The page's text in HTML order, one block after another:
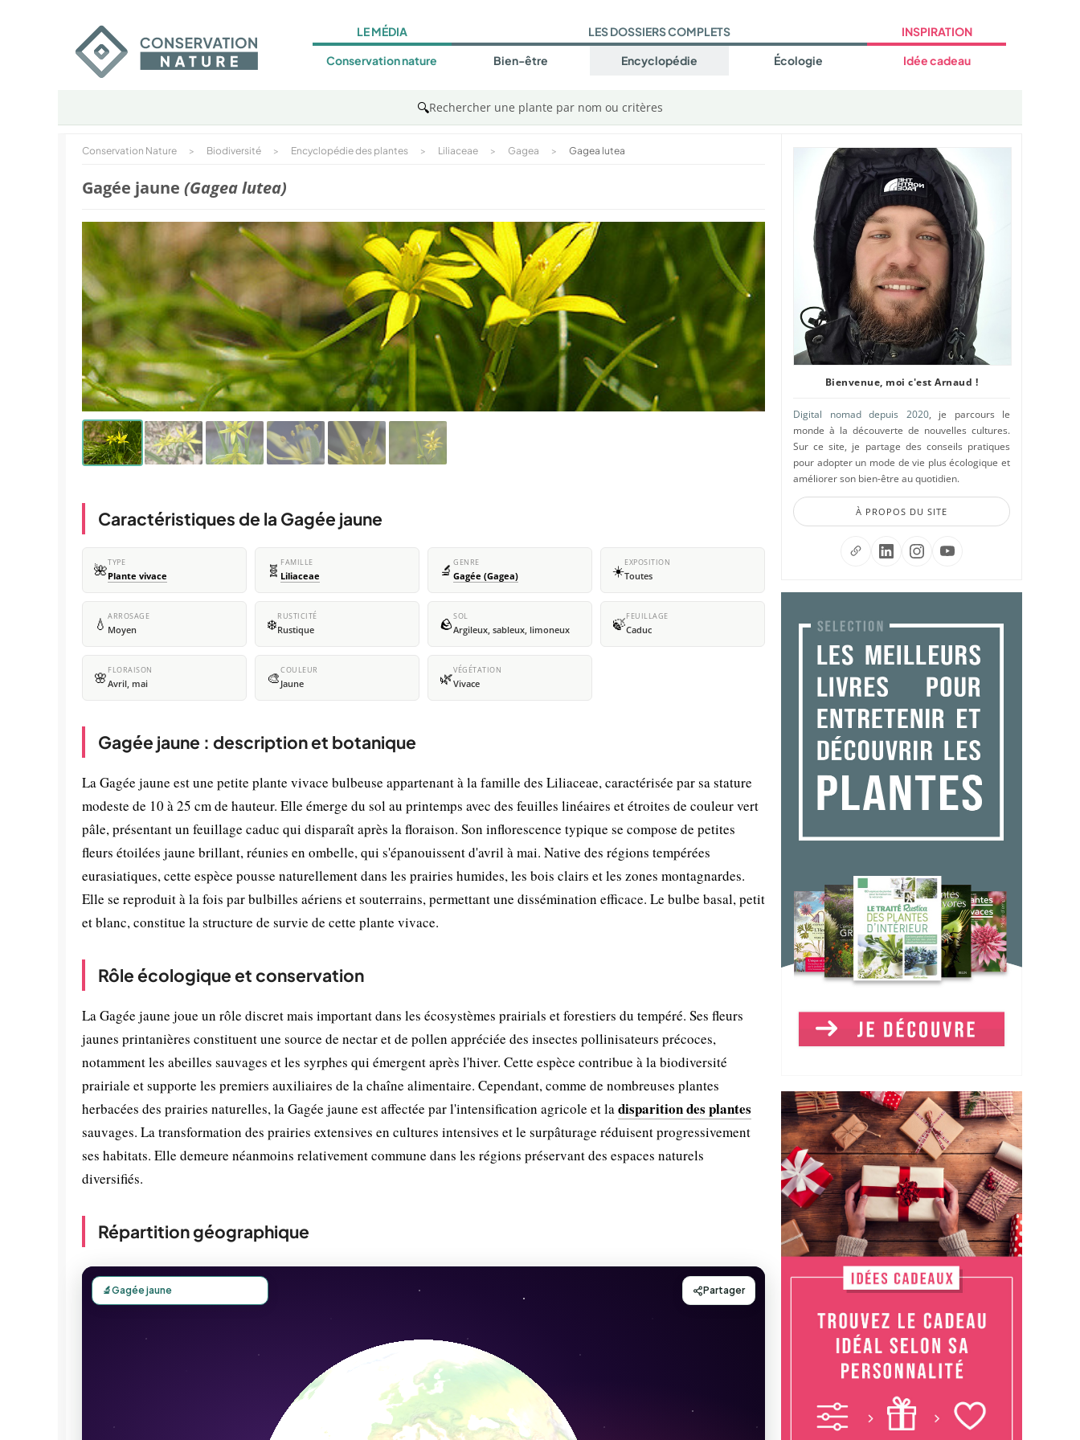
LE MÉDIA
Conservation nature
LES DOSSIERS COMPLETS
Bien-être Encyclopédie Écologie
INSPIRATION
Idée cadeau
🔍Rechercher une plante par nom ou critères
Conservation Nature > Biodiversité > Encyclopédie des plantes > Liliaceae > Gagea > Gagea lutea
Gagée jaune (Gagea lutea)
Caractéristiques de la Gagée jaune
🌺TYPE
Plante vivace 🧬 FAMILLE
Liliaceae 🔬 GENRE
Gagée (Gagea) ☀️EXPOSITION
Toutes
💧 ARROSAGE
Moyen ❄️RUSTICITÉ
Rustique 🪨SOL
Argileux, sableux, limoneux 🍃FEUILLAGE
Caduc
🌸 FLORAISON
Avril, mai 🎨COULEUR
Jaune 🌿VÉGÉTATION
Vivace
Gagée jaune : description et botanique
La Gagée jaune est une petite plante vivace bulbeuse appartenant à la famille des Liliaceae, caractérisée par sa stature
modeste de 10 à 25 cm de hauteur. Elle émerge du sol au printemps avec des feuilles linéaires et étroites de couleur vert
pâle, présentant un feuillage caduc qui disparaît après la floraison. Son inflorescence typique se compose de petites
fleurs étoilées jaune brillant, réunies en ombelle, qui s'épanouissent d'avril à mai. Native des régions tempérées
eurasiatiques, cette espèce pousse naturellement dans les prairies humides, les bois clairs et les zones montagnardes.
Elle se reproduit à la fois par bulbilles aériens et souterrains, permettant une dissémination efficace. Le bulbe basal, petit
et blanc, constitue la structure de survie de cette plante vivace.
Rôle écologique et conservation
La Gagée jaune joue un rôle discret mais important dans les écosystèmes prairials et forestiers du tempéré. Ses fleurs
jaunes printanières constituent une source de nectar et de pollen appréciée des insectes pollinisateurs précoces,
notamment les abeilles sauvages et les syrphes qui émergent après l'hiver. Cette espèce contribue à la biodiversité
prairiale et supporte les premiers auxiliaires de la chaîne alimentaire. Cependant, comme de nombreuses plantes
herbacées des prairies naturelles, la Gagée jaune est affectée par l'intensification agricole et ladisparition des plantes
sauvages. La transformation des prairies extensives en cultures intensives et le surpâturage réduisent progressivement
ses habitats. Elle demeure néanmoins relativement commune dans les régions préservant des espaces naturels
diversifiés.
Répartition géographique
Bienvenue, moi c'est Arnaud !
Digital nomad depuis 2020, je parcours le
monde à la découverte de nouvelles cultures.
Sur ce site, je partage des conseils pratiques
pour adopter un mode de vie plus écologique et
améliorer son bien-être au quotidien.
À PROPOS DU SITE